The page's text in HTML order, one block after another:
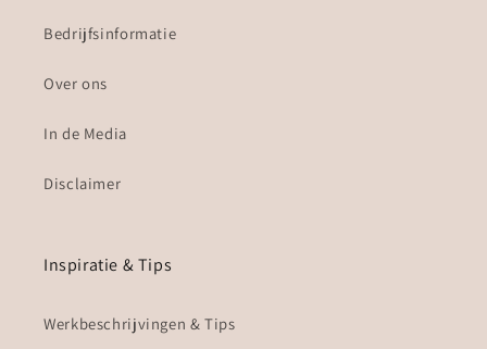
Bedrijfsinformatie
Over ons
In de Media
Disclaimer
Inspiratie & Tips
Werkbeschrijvingen & Tips